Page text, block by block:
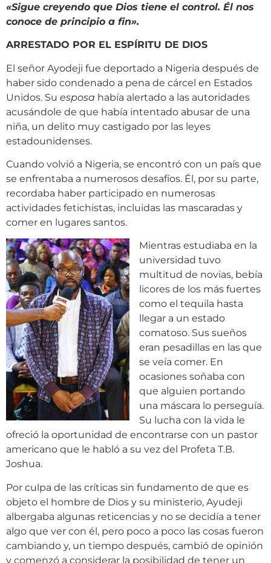
«Sigue creyendo que Dios tiene el control. Él nos
conoce de principio a fin».
ARRESTADO POR EL ESPÍRITU DE DIOS
El señor Ayodeji fue deportado a Nigeria después de
haber sido condenado a pena de cárcel en Estados
Unidos. Su esposa había alertado a las autoridades
acusándole de que había intentado abusar de una
niña, un delito muy castigado por las leyes
estadounidenses.
Cuando volvió a Nigeria, se encontró con un país que
se enfrentaba a numerosos desafíos. Él, por su parte,
recordaba haber participado en numerosas
actividades fetichistas, incluidas las mascaradas y
comer en lugares santos.
Mientras estudiaba en la
universidad tuvo
multitud de novias, bebía
licores de los más fuertes
como el tequila hasta
llegar a un estado
comatoso. Sus sueños
eran pesadillas en las que
se veía comer. En
ocasiones soñaba con
que alguien portando
una máscara lo perseguía.
Su lucha con la vida le
ofreció la oportunidad de encontrarse con un pastor
americano que le habló a su vez del Profeta T.B.
Joshua.
Por culpa de las críticas sin fundamento de que es
objeto el hombre de Dios y su ministerio, Ayudeji
albergaba algunas reticencias y no se decidía a tener
algo que ver con él, pero poco a poco las cosas fueron
cambiando y, un tiempo después, cambió de opinión
y comenzó a considerar la posibilidad de tener un